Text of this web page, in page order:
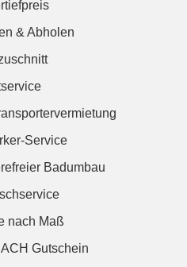
& Abholen
Service
Badumbau
nach Maß
Gutschein